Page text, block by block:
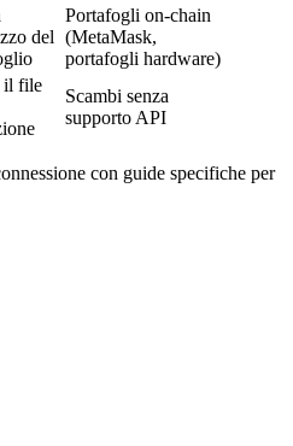
del
Portafogli on-chain
(MetaMask,
portafogli hardware)
il file
Scambi senza
supporto API
con guide specifiche per